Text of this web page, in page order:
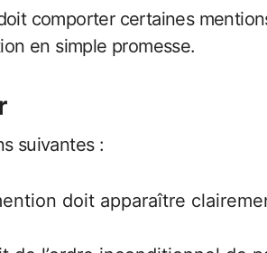
comporter certaines
en simple promesse.
suivantes :
doit apparaître